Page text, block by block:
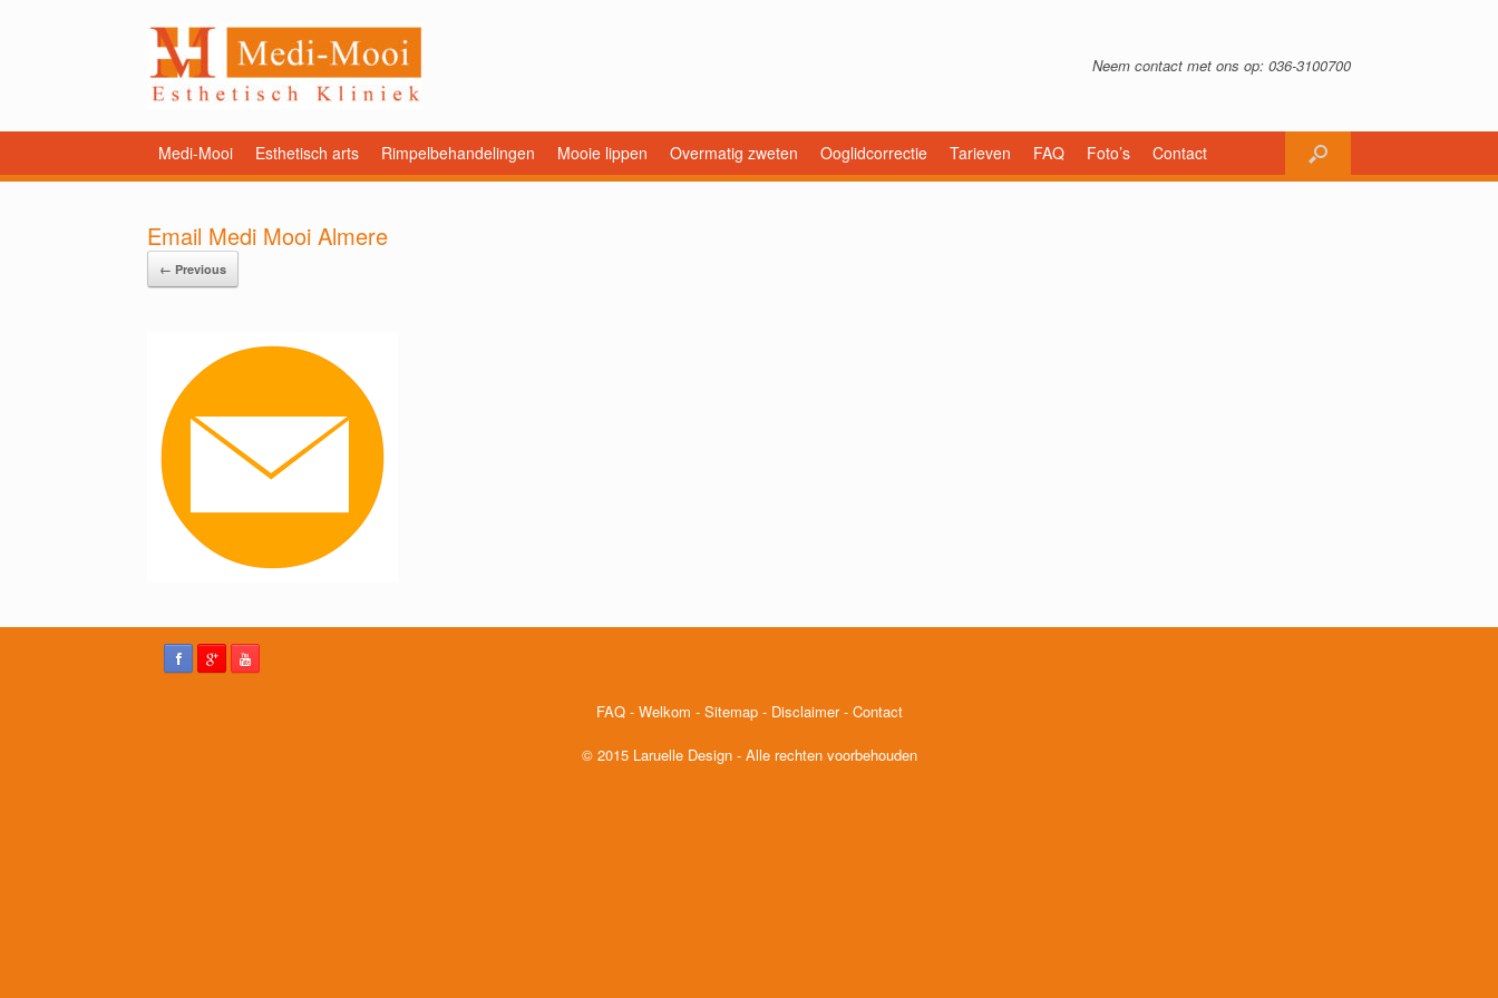
Neem contact met ons op: 036-3100700
Medi-Mooi Esthetisch arts Rimpelbehandelingen Mooie lippen Overmatig zweten Ooglidcorrectie Tarieven FAQ Foto’s Contact
Email Medi Mooi Almere
← Previous
FAQ- Welkom - Sitemap- Disclaimer- Contact
© 2015 Laruelle Design - Alle rechten voorbehouden